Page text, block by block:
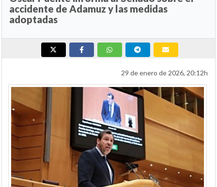
accidente de Adamuz y las medidas
adoptadas
29 de enero de 2026, 20:12h